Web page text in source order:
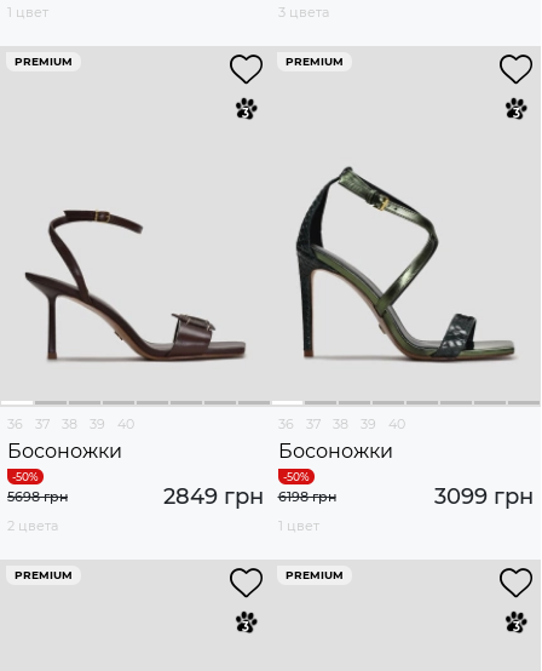
1 цвет
3 цвета
PREMIUM
36 37 38 39 40
Босоножки
2849 грн
5698 грн
2 цвета
PREMIUM
36 37 38 39 40
Босоножки
3099 грн
6198 грн
1 цвет
PREMIUM PREMIUM